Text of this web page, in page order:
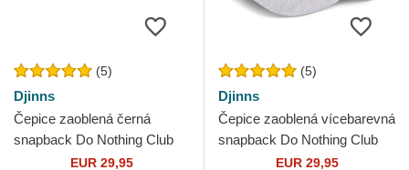
(5)
Djinns
Čepice zaoblená černá
snapback Do Nothing Club
HFT DNC SunDown Djinns
EUR 29,95
(5)
Djinns
Čepice zaoblená vícebarevná
snapback Do Nothing Club
HFT DNC 1.1 Djinns
EUR 29,95